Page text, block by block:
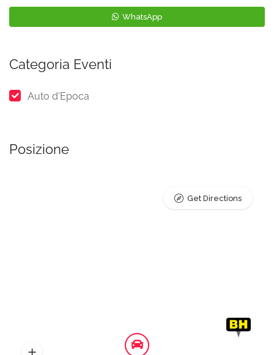
WhatsApp
Categoria Eventi
Auto d'Epoca
Posizione
Get Directions